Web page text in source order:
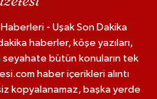
- Uşak Son Dakika
haberler, köşe yazıları,
bütün konuların tek
haber içerikleri alıntı
kopyalanamaz, başka yerde